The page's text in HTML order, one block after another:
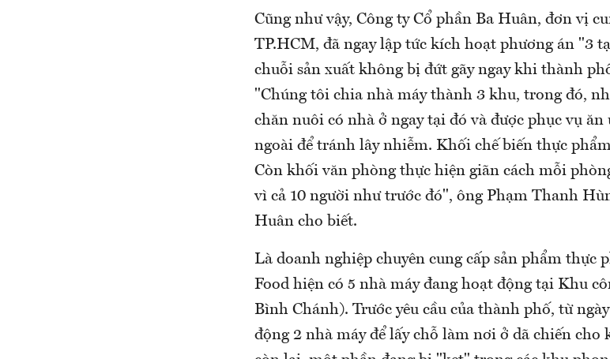
Cũng như vậy, Công ty Cổ phần Ba Huân, đơn vị
TP.HCM, đã ngay lập tức kích hoạt phương án "3
chuỗi sản xuất không bị đứt gãy ngay khi thành
"Chúng tôi chia nhà máy thành 3 khu, trong đó,
chăn nuôi có nhà ở ngay tại đó và được phục vụ
ngoài để tránh lây nhiễm. Khối chế biến thực
Còn khối văn phòng thực hiện giãn cách mỗi
vì cả 10 người như trước đó", ông Phạm Thanh
Huân cho biết.
Là doanh nghiệp chuyên cung cấp sản phẩm thực
Food hiện có 5 nhà máy đang hoạt động tại Khu
Bình Chánh). Trước yêu cầu của thành phố, từ
động 2 nhà máy để lấy chỗ làm nơi ở dã chiến cho